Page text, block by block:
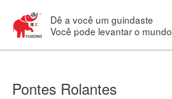
Dê a você um guindaste
Você pode levantar o mundo
Pontes Rolantes